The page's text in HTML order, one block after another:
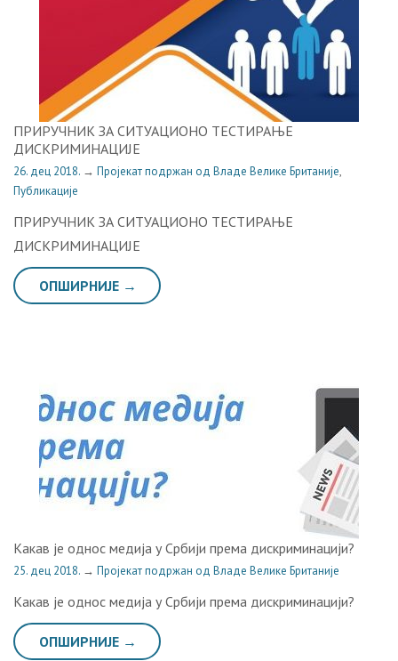
ПРИРУЧНИК ЗА СИТУАЦИОНО ТЕСТИРАЊЕ
ДИСКРИМИНАЦИЈЕ
26. дец 2018. → Пројекат подржан од Владе Велике Британије,
Публикације
ПРИРУЧНИК ЗА СИТУАЦИОНО ТЕСТИРАЊЕ
ДИСКРИМИНАЦИЈЕ
ОПШИРНИЈЕ →
Какав је однос медија у Србији према дискриминацији?
25. дец 2018. → Пројекат подржан од Владе Велике Британије
Какав је однос медија у Србији према дискриминацији?
ОПШИРНИЈЕ →